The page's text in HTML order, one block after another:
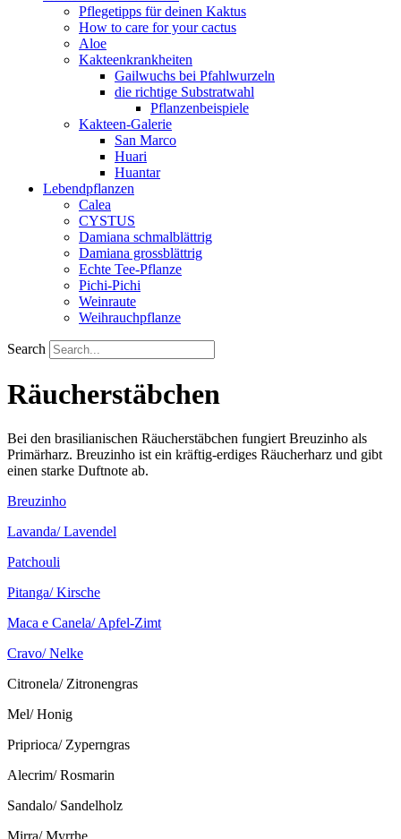
Pflegetipps für deinen Kaktus
How to care for your cactus
Aloe
Kakteenkrankheiten
Gailwuchs bei Pfahlwurzeln
die richtige Substratwahl
Pflanzenbeispiele
Kakteen-Galerie
San Marco
Huari
Huantar
Lebendpflanzen
Calea
CYSTUS
Damiana schmalblättrig
Damiana grossblättrig
Echte Tee-Pflanze
Pichi-Pichi
Weinraute
Weihrauchpflanze
Search
Räucherstäbchen
Bei den brasilianischen Räucherstäbchen fungiert Breuzinho als
Primärharz. Breuzinho ist ein kräftig-erdiges Räucherharz und gibt
einen starke Duftnote ab.
Breuzinho
Lavanda/ Lavendel
Patchouli
Pitanga/ Kirsche
Maca e Canela/ Apfel-Zimt
Cravo/ Nelke
Citronela/ Zitronengras
Mel/ Honig
Priprioca/ Zyperngras
Alecrim/ Rosmarin
Sandalo/ Sandelholz
Mirra/ Myrrhe